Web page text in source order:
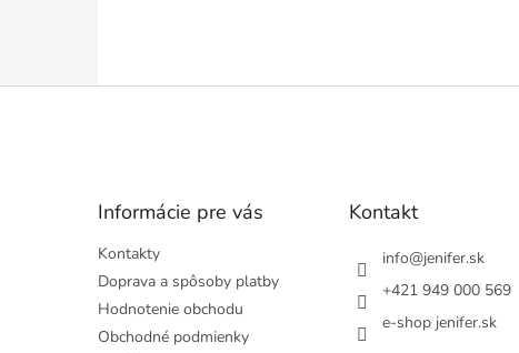
Informácie pre vás
Kontakty
Doprava a spôsoby platby
Hodnotenie obchodu
Obchodné podmienky
Kontakt
info@jenifer.sk
+421 949 000 569
e-shop jenifer.sk